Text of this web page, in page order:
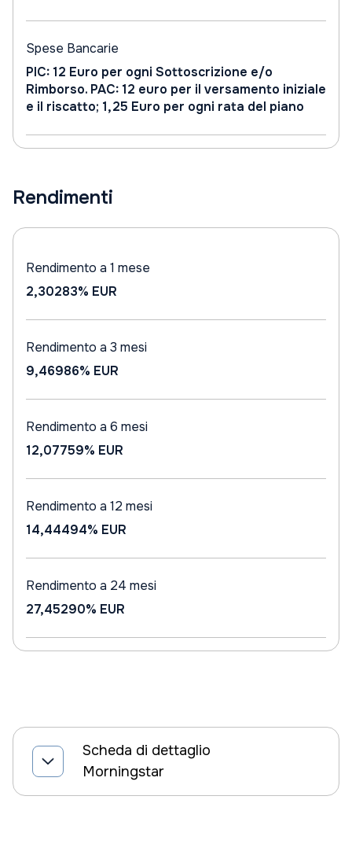
Spese Bancarie
PIC: 12 Euro per ogni Sottoscrizione e/o
Rimborso. PAC: 12 euro per il versamento iniziale
e il riscatto; 1,25 Euro per ogni rata del piano
Rendimenti
Rendimento a 1 mese
2,30283% EUR
Rendimento a 3 mesi
9,46986% EUR
Rendimento a 6 mesi
12,07759% EUR
Rendimento a 12 mesi
14,44494% EUR
Rendimento a 24 mesi
27,45290% EUR
Scheda di dettaglio
Morningstar